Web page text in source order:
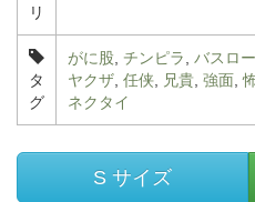
リ
タ
グ
がに股 チンピラ バスロ
ヤクザ 任侠 兄貴 強面 ,
ネクタイ
S サイズ